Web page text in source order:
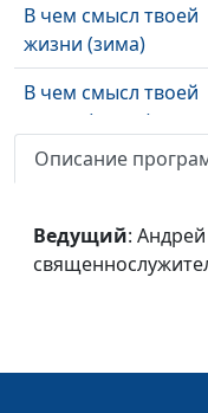
В чем смысл твоей
жизни (зима)
В чем смысл твоей
жизни (весна)
Доброе имя (осень)
Доброе имя (лето)
Описание
Ведущий: